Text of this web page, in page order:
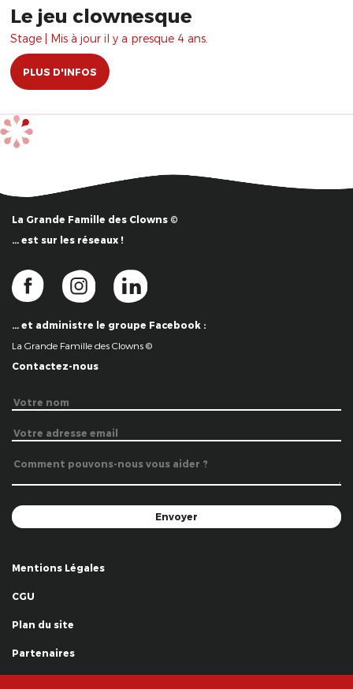
Le jeu clownesque
Stage | Mis à jour il y a presque 4 ans.
PLUS D'INFOS
La Grande Famille des Clowns ©
… est sur les réseaux !
… et administre le groupe Facebook :
La Grande Famille des Clowns ©
Contactez-nous
Mentions Légales
CGU
Plan du site
Partenaires